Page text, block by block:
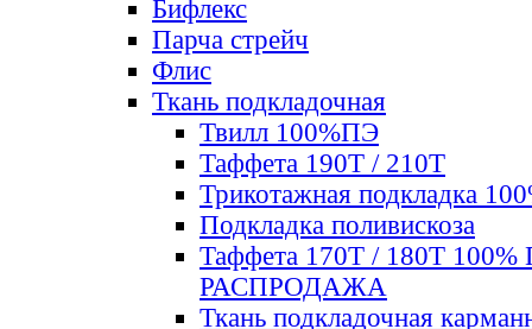
Бифлекс
Парча стрейч
Флис
Ткань подкладочная
Твилл 100%ПЭ
Таффета 190Т / 210Т
Трикотажная подкладка
Подкладка поливискоза
Таффета 170Т / 180Т 100%
РАСПРОДАЖА
Ткань подкладочная